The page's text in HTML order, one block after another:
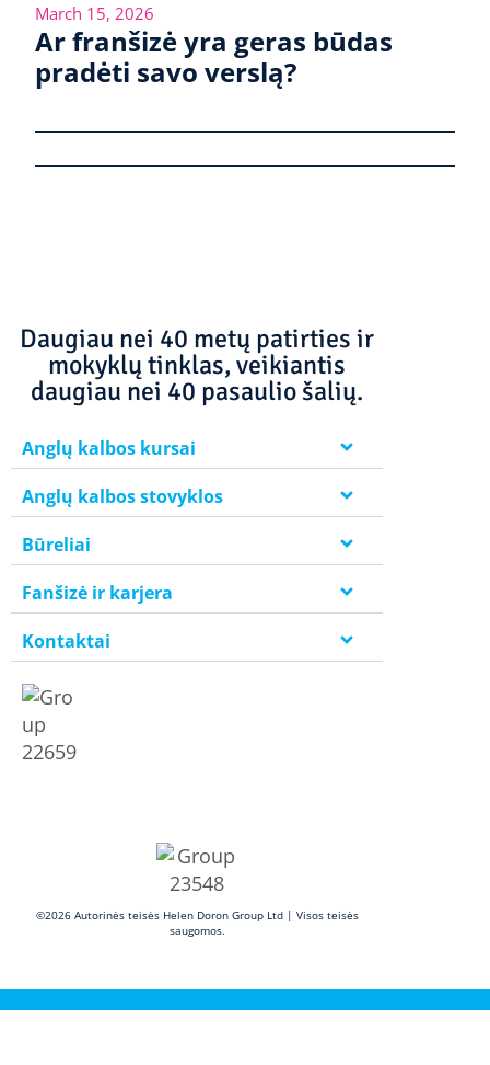
March 15, 2026
Ar franšizė yra geras būdas
pradėti savo verslą?
Daugiau nei 40 metų patirties ir
mokyklų tinklas, veikiantis
daugiau nei 40 pasaulio šalių.
Anglų kalbos kursai
Anglų kalbos stovyklos
Būreliai
Fanšizė ir karjera
Kontaktai
©2026 Autorinės teisės Helen Doron Group Ltd | Visos teisės
saugomos.